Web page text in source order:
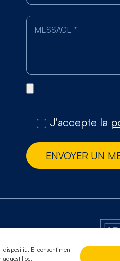
dispositiu. El consentiment
aquest lloc.
J'accepte la
ENVOYER UN